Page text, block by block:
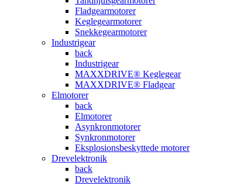
Fladgearmotorer
Keglegearmotorer
Snekkegearmotorer
Industrigear
back
Industrigear
MAXXDRIVE® Keglegear
MAXXDRIVE® Fladgear
Elmotorer
back
Elmotorer
Asynkronmotorer
Synkronmotorer
Eksplosionsbeskyttede motorer
Drevelektronik
back
Drevelektronik